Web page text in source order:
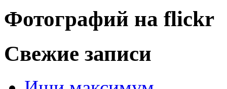
Фотографий на flickr
Свежие записи